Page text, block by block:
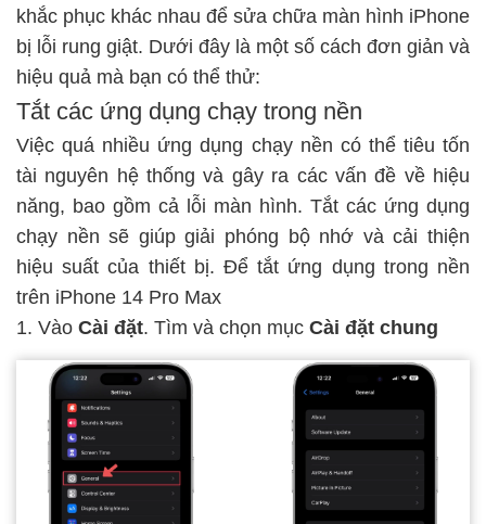
khắc phục khác nhau để sửa chữa màn hình iPhone
bị lỗi rung giật. Dưới đây là một số cách đơn giản và
hiệu quả mà bạn có thể thử:
Tắt các ứng dụng chạy trong nền
Việc quá nhiều ứng dụng chạy nền có thể tiêu tốn
tài nguyên hệ thống và gây ra các vấn đề về hiệu
năng, bao gồm cả lỗi màn hình. Tắt các ứng dụng
chạy nền sẽ giúp giải phóng bộ nhớ và cải thiện
hiệu suất của thiết bị. Để tắt ứng dụng trong nền
trên iPhone 14 Pro Max
1. Vào Cài đặt. Tìm và chọn mục Cài đặt chung